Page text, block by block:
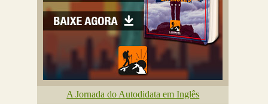
A Jornada do Autodidata em Inglês